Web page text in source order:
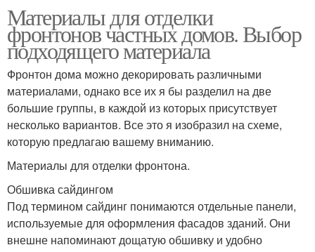
Материалы для отделки
фронтонов частных домов. Выбор
подходящего материала
Фронтон дома можно декорировать различными
материалами, однако все их я бы разделил на две
большие группы, в каждой из которых присутствует
несколько вариантов. Все это я изобразил на схеме,
которую предлагаю вашему вниманию.
Материалы для отделки фронтона.
Обшивка сайдингом
Под термином сайдинг понимаются отдельные панели,
используемые для оформления фасадов зданий. Они
внешне напоминают дощатую обшивку и удобно